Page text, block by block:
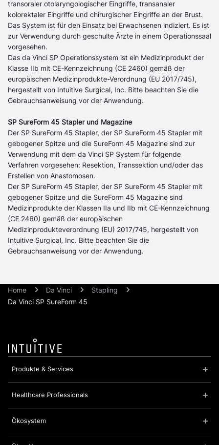
transoraler otolaryngologischer Eingriffe, transanaler
kolorektaler Eingriffe und chirurgischer Eingriffe an der Brust.
Das System ist für den Einsatz bei Erwachsenen indiziert. Es ist
zur Verwendung durch geschulte Ärzte in einem Operationssaal
vorgesehen.
Das da Vinci SP Operationssystem ist ein Medizinprodukt der
Klasse IIb mit CE-Kennzeichnung (CE 2460) gemäß der
europäischen Medizinprodukte-Verordnung (EU 2017/745),
hergestellt von Intuitive Surgical, Inc. Bitte beachten Sie die
Gebrauchsanweisung vor der Anwendung.
SP SureForm 45 Stapler und Magazine
Der SP SureForm 45 Stapler, der SP SureForm 45 Stapler mit
gebogener Spitze und die SureForm 45 Magazine sind zur
Verwendung mit dem da Vinci SP System für folgende
Verfahren vorgesehen: Resektion, Transsektion und/oder das
Erstellen von Anastomosen.
Der SP SureForm 45 Stapler, der SP SureForm 45 Stapler mit
gebogener Spitze und die SureForm 45 Magazine sind
Medizinprodukte der Klassen IIa und IIb mit CE-Kennzeichnung
(CE 2460) gemäß der europäischen
Medizinprodukteverordnung (EU) 2017/745, hergestellt von
Intuitive Surgical, Inc. Bitte beachten Sie die
Gebrauchsanweisung vor der Anwendung.
Home Da Vinci
Stapling
Da Vinci SP SureForm 45
Produkte & Services
Healthcare Professionals
Ökosystem